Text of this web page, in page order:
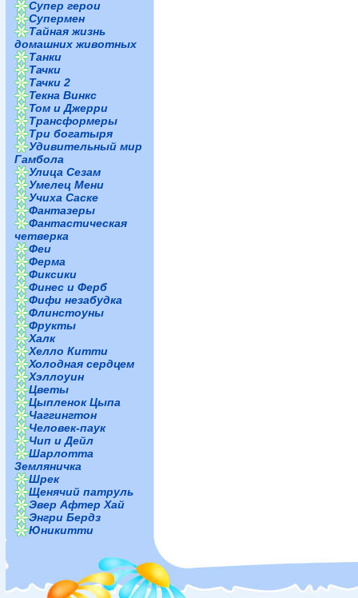
Супер герои
Супермен
Тайная жизнь
домашних животных
Танки
Тачки
Тачки 2
Текна Винкс
Том и Джерри
Трансформеры
Три богатыря
Удивительный мир
Гамбола
Улица Сезам
Умелец Мени
Учиха Саске
Фантазеры
Фантастическая
четверка
Феи
Ферма
Фиксики
Финес и Ферб
Фифи незабудка
Флинстоуны
Фрукты
Халк
Хелло Китти
Холодная сердцем
Хэллоуин
Цветы
Цыпленок Цыпа
Чаггингтон
Человек-паук
Чип и Дейл
Шарлотта
Земляничка
Шрек
Щенячий патруль
Эвер Афтер Хай
Энгри Бердз
Юникитти